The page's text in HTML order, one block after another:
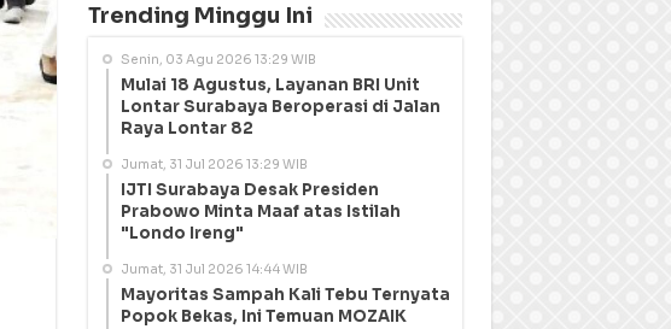
Trending Minggu Ini
Senin, 03 Agu 2026 13:29 WIB
Mulai 18 Agustus, Layanan BRI Unit
Lontar Surabaya Beroperasi di Jalan
Raya Lontar 82
Jumat, 31 Jul 2026 13:29 WIB
IJTI Surabaya Desak Presiden
Prabowo Minta Maaf atas Istilah
"Londo Ireng"
Jumat, 31 Jul 2026 14:44 WIB
Mayoritas Sampah Kali Tebu Ternyata
Popok Bekas, Ini Temuan MOZAIK